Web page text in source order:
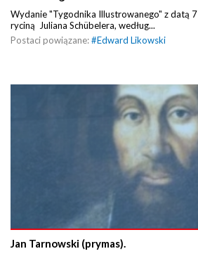
Wydanie "Tygodnika Illustrowanego" z datą
ryciną Juliana Schübelera, według...
Postaci powiązane:#Edward Likowski
Jan Tarnowski (prymas).